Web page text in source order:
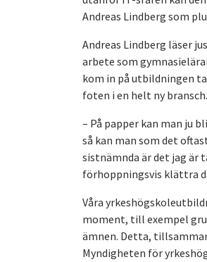
Andreas Lindberg som
Andreas Lindberg läser
arbete som
kom in på utbildningen
foten i en helt ny
– På papper kan man ju
så kan man som det
sistnämnda är det jag är
förhoppningsvis klättra
Våra
moment, till exempel
ämnen. Detta,
Myndigheten för